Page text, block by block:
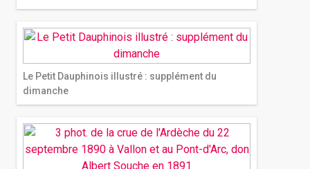
Le Petit Dauphinois illustré : supplément du
dimanche